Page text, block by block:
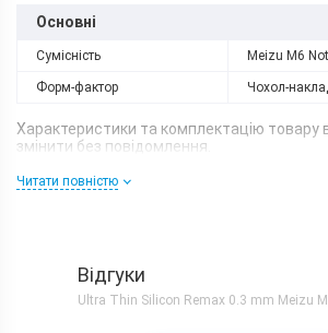
Основні
Сумісність Meizu M6
Форм-фактор Чохол-
Характеристики та комплектацію товару
змінити без повідомлення.
Читати повністю
Відгуки
Ultra Thin Silicon Remax 0.3 mm Meizu